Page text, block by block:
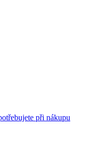
při nákupu